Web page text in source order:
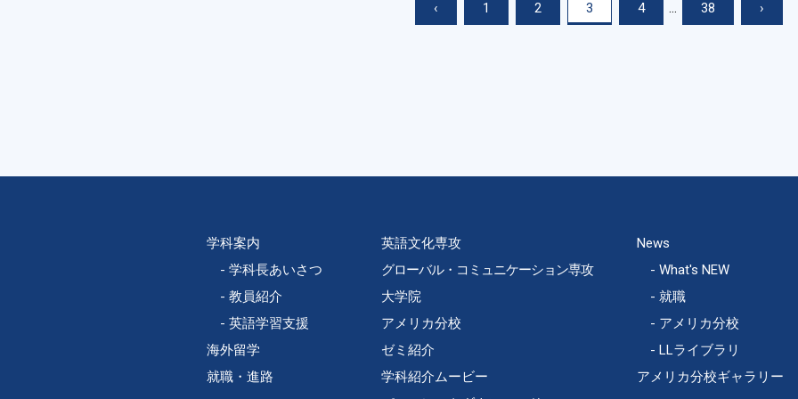
‹ 1 2 3 4 ... 38 ›
学科案内
学科長あいさつ
教員紹介
英語学習支援
海外留学
就職・進路
英語文化専攻
グローバル・コミュニケーション専攻
大学院
アメリカ分校
ゼミ紹介
学科紹介ムービー
News
What's NEW
就職
アメリカ分校
LLライブラリ
アメリカ分校ギャラリー